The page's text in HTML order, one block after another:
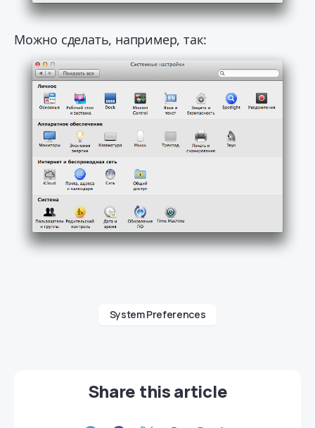
Можно сделать, например, так:
System Preferences
Share this article